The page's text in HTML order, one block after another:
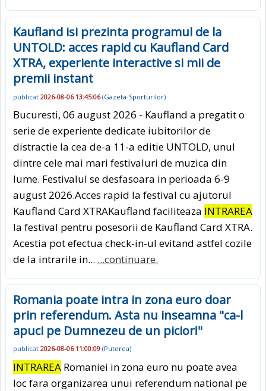
Kaufland isi prezinta programul de la
UNTOLD: acces rapid cu Kaufland Card
XTRA, experiente interactive si mii de
premii instant
publicat 2026-08-06 13:45:06(Gazeta-Sporturilor)
Bucuresti, 06 august 2026 - Kaufland a pregatit o
serie de experiente dedicate iubitorilor de
distractie la cea de-a 11-a editie UNTOLD, unul
dintre cele mai mari festivaluri de muzica din
lume. Festivalul se desfasoara in perioada 6-9
august 2026.Acces rapid la festival cu ajutorul
Kaufland Card XTRAKaufland faciliteaza INTRAREA
la festival pentru posesorii de Kaufland Card XTRA.
Acestia pot efectua check-in-ul evitand astfel cozile
de la intrarile in... ...continuare.
Romania poate intra in zona euro doar
prin referendum. Asta nu inseamna "ca-l
apuci pe Dumnezeu de un picior!"
publicat 2026-08-06 11:00:09 (Puterea)
INTRAREA Romaniei in zona euro nu poate avea
loc fara organizarea unui referendum national pe